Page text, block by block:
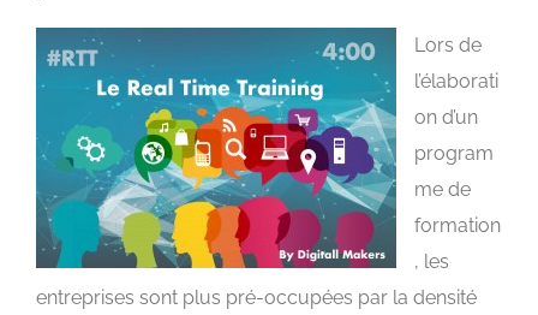
Lors de
l’élaborati
on d’un
program
me de
formation
, les
entreprises sont plus pré-occupées par la densité